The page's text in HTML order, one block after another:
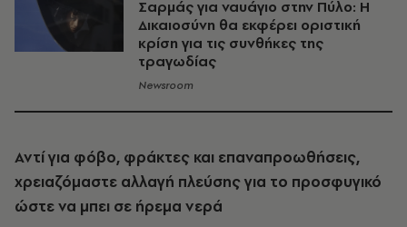
Σαρμάς για ναυάγιο στην Πύλο: Η
Δικαιοσύνη θα εκφέρει οριστική
κρίση για τις συνθήκες της
τραγωδίας
Newsroom
Αντί για φόβο, φράκτες και επαναπροωθήσεις,
χρειαζόμαστε αλλαγή πλεύσης για το προσφυγικό
ώστε να μπει σε ήρεμα νερά